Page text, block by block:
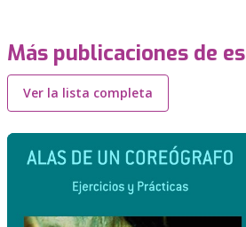
Más publicaciones de
Ver la lista completa